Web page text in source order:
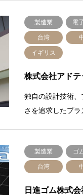
製造業 電
台湾
イギリス
株式会社アド
独自の設計技術
さを追求したプ
製造業 ゴ
台湾
日進ゴム株式会